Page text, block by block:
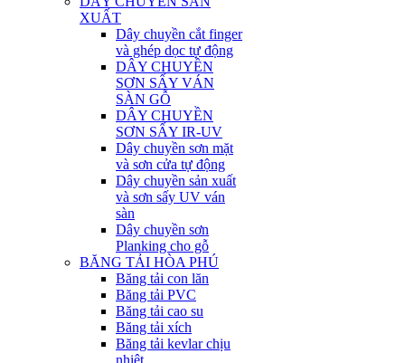
XUẤT
Dây chuyền cắt finger
và ghép dọc tự động
DÂY CHUYỀN
SƠN SẤY VÁN
SÀN GỖ
DÂY CHUYỀN
SƠN SẤY IR-UV
Dây chuyền sơn mặt
và sơn cửa tự động
Dây chuyền sản xuất
và sơn sấy UV ván
sàn
Dây chuyền sơn
Planking cho gỗ
BĂNG TẢI HÒA PHÚ
Băng tải con lăn
Băng tải PVC
Băng tải cao su
Băng tải xích
Băng tải kevlar chịu
nhiệt